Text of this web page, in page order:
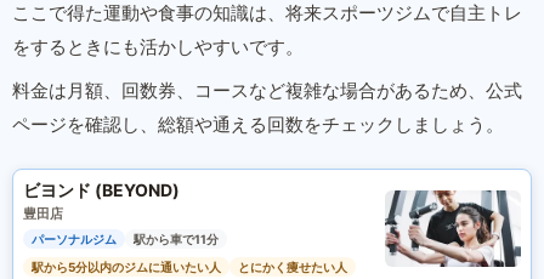
ここで得た運動や食事の知識は、将来スポーツジムで自主トレ
をするときにも活かしやすいです。
料金は月額、回数券、コースなど複雑な場合があるため、公式
ページを確認し、総額や通える回数をチェックしましょう。
ビヨンド (BEYOND)
豊田店
パーソナルジム
駅から車で11分
駅から5分以内のジムに通いたい人
とにかく痩せたい人